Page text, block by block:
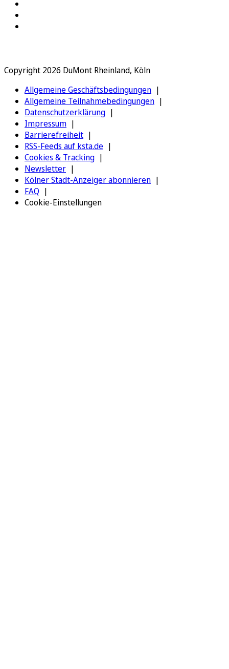
Copyright 2026 DuMont Rheinland, Köln
Allgemeine Geschäftsbedingungen
Allgemeine Teilnahmebedingungen
Datenschutzerklärung
Impressum
Barrierefreiheit
RSS-Feeds auf ksta.de
Cookies & Tracking
Newsletter
Kölner Stadt-Anzeiger abonnieren
FAQ
Cookie-Einstellungen